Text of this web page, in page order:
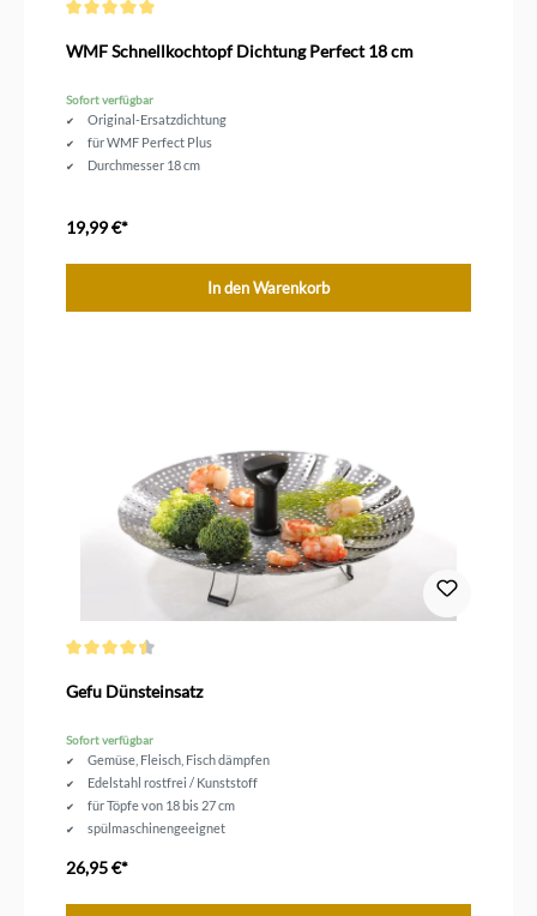
WMF Schnellkochtopf Dichtung Perfect 18 cm
Sofort verfügbar
Original-Ersatzdichtung
für WMF Perfect Plus
Durchmesser 18 cm
19,99 €*
In den Warenkorb
Gefu Dünsteinsatz
Sofort verfügbar
Gemüse, Fleisch, Fisch dämpfen
Edelstahl rostfrei / Kunststoff
für Töpfe von 18 bis 27 cm
spülmaschinengeeignet
26,95 €*